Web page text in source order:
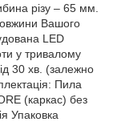
різу – 65 мм.
Вашого
LED
у тривалому
30 хв. (залежно
Пила
(каркас) без
Упаковка